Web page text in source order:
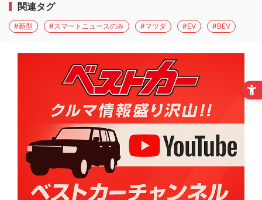
関連タグ
#新型 #スマートニュースのみ #マツダ #EV #BEV